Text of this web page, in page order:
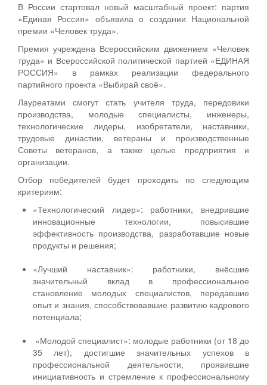
В России стартовал новый масштабный проект: партия
«Единая Россия» объявила о создании Национальной
премии «Человек труда».
Премия учреждена Всероссийским движением «Человек
труда» и Всероссийской политической партией «ЕДИНАЯ
РОССИЯ» в рамках реализации федерального
партийного проекта «Выбирай своё».
Лауреатами смогут стать учителя труда, передовики
производства, молодые специалисты, инженеры,
технологические лидеры, изобретатели, наставники,
трудовые династии, ветераны и производственные
Советы ветеранов, а также целые предприятия и
организации.
Отбор победителей будет проходить по следующим
критериям:
«Технологический лидер»: работники, внедрившие
инновационные технологии, повысившие
эффективность производства, разработавшие новые
продукты и решения;
«Лучший наставник»: работники, внёсшие
значительный вклад в профессиональное
становление молодых специалистов, передавшие
опыт и знания, способствовавшие развитию кадрового
потенциала;
«Молодой специалист»: молодые работники (от 18 до
35 лет), достигшие значительных успехов в
профессиональной деятельности, проявившие
инициативность и стремление к профессиональному